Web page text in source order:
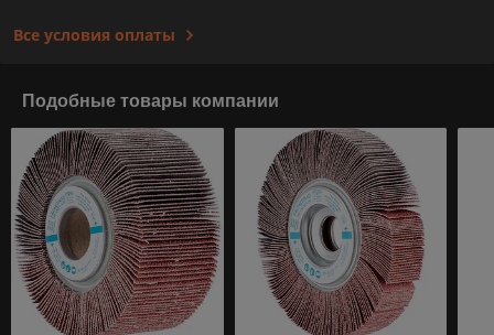
Все условия оплаты
Подобные товары компании